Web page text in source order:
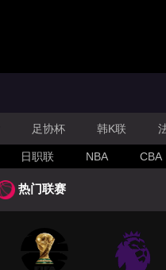
足协杯 韩K联
日职联 NBA CBA
热门联赛